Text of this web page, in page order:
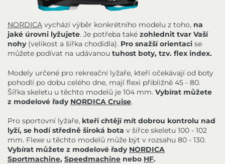
NORDICA vychází výběr konkrétního modelu z toho, na
jaké úrovni lyžujete. Je potřeba také zohlednit tvar Vaší
nohy(velikost a šířka chodidla). Pro snažší orientaci se
můžete podívat na udávanou tuhost boty, tzv. flex index.
Modely určené pro rekreační lyžaře, kteří očekávají od boty
pohodlí po dobu celého dne, mají flexi přibližně 45 - 80.
Šířka skeletu u těchto modelů je 104 mm. Vybírat můžete
z modelové řady NORDICA Cruise.
Pro sportovní lyžaře, kteří chtějí mít dobrou kontrolu nad
lyží, se hodí středně široká bota v šířce skeletu 100 - 102
mm. Flexe u těchto modelů může být v rozsahu 80 - 130.
Vybírat můžete z modelové řady NORDICA
Sportmachine, Speedmachine nebo HF.